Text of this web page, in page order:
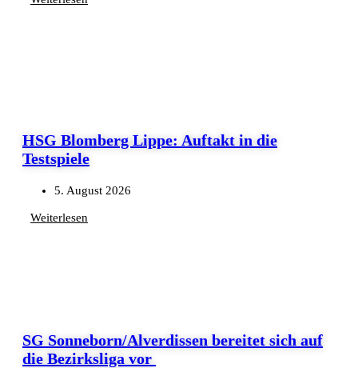
HSG Blomberg Lippe: Auftakt in die
Testspiele
5. August 2026
Weiterlesen
SG Sonneborn/Alverdissen bereitet sich auf
die Bezirksliga vor